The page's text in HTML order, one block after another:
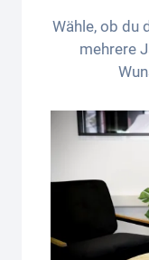
Wähle, ob du
mehrere